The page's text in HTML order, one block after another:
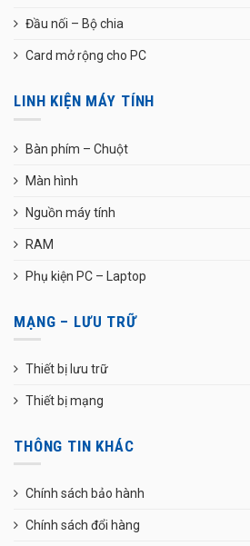
Đầu nối – Bộ chia
Card mở rộng cho PC
LINH KIỆN MÁY TÍNH
Bàn phím – Chuột
Màn hình
Nguồn máy tính
RAM
Phụ kiện PC – Laptop
MẠNG – LƯU TRỮ
Thiết bị lưu trữ
Thiết bị mạng
THÔNG TIN KHÁC
Chính sách bảo hành
Chính sách đổi hàng